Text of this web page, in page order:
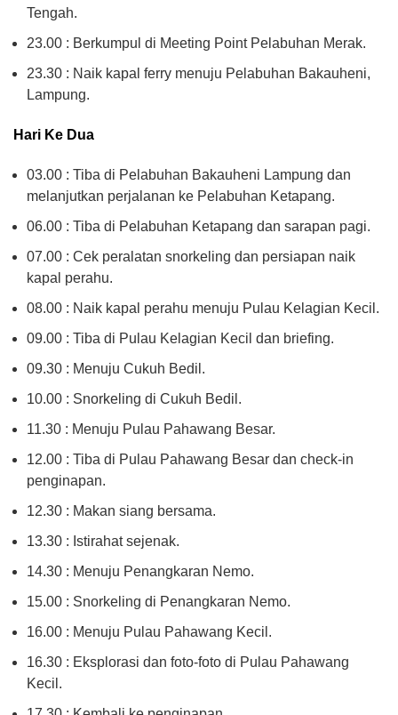
Tengah.
23.00 : Berkumpul di Meeting Point Pelabuhan Merak.
23.30 : Naik kapal ferry menuju Pelabuhan Bakauheni,
Lampung.
Hari Ke Dua
03.00 : Tiba di Pelabuhan Bakauheni Lampung dan
melanjutkan perjalanan ke Pelabuhan Ketapang.
06.00 : Tiba di Pelabuhan Ketapang dan sarapan pagi.
07.00 : Cek peralatan snorkeling dan persiapan naik
kapal perahu.
08.00 : Naik kapal perahu menuju Pulau Kelagian Kecil.
09.00 : Tiba di Pulau Kelagian Kecil dan briefing.
09.30 : Menuju Cukuh Bedil.
10.00 : Snorkeling di Cukuh Bedil.
11.30 : Menuju Pulau Pahawang Besar.
12.00 : Tiba di Pulau Pahawang Besar dan check-in
penginapan.
12.30 : Makan siang bersama.
13.30 : Istirahat sejenak.
14.30 : Menuju Penangkaran Nemo.
15.00 : Snorkeling di Penangkaran Nemo.
16.00 : Menuju Pulau Pahawang Kecil.
16.30 : Eksplorasi dan foto-foto di Pulau Pahawang
Kecil.